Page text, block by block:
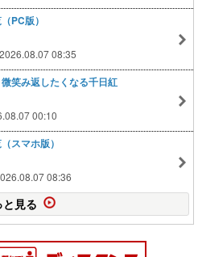
PC版）
2026.08.07 08:35
笑み返したくなる千日紅
00:10
スマホ版）
08:36
と見る